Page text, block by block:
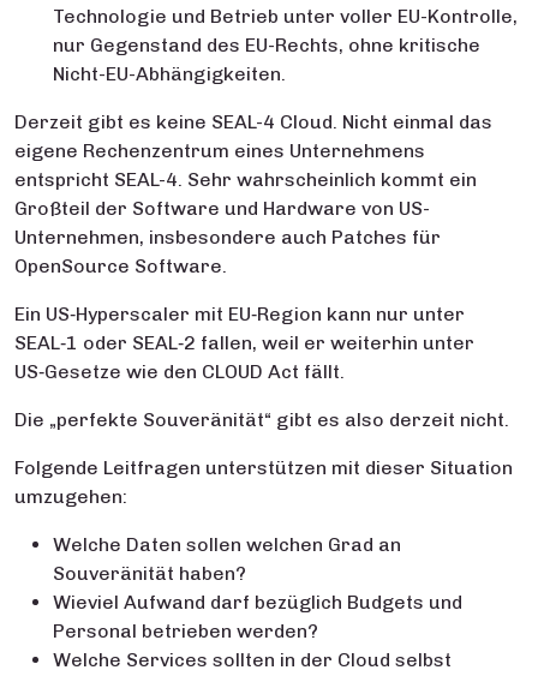
Technologie und Betrieb unter voller EU-Kontrolle,
nur Gegenstand des EU-Rechts, ohne kritische
Nicht-EU-Abhängigkeiten.
Derzeit gibt es keine SEAL-4 Cloud. Nicht einmal das
eigene Rechenzentrum eines Unternehmens
entspricht SEAL-4. Sehr wahrscheinlich kommt ein
Großteil der Software und Hardware von US-
Unternehmen, insbesondere auch Patches für
OpenSource Software.
Ein US‑Hyperscaler mit EU‑Region kann nur unter
SEAL‑1 oder SEAL‑2 fallen, weil er weiterhin unter
US‑Gesetze wie den CLOUD Act fällt.
Die „perfekte Souveränität“ gibt es also derzeit nicht.
Folgende Leitfragen unterstützen mit dieser Situation
umzugehen:
Welche Daten sollen welchen Grad an
Souveränität haben?
Wieviel Aufwand darf bezüglich Budgets und
Personal betrieben werden?
Welche Services sollten in der Cloud selbst